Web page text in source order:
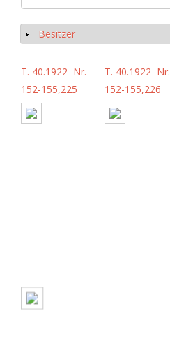
Show
Besitzer
T. 40.1922=Nr.
152-155,225
T. 40.1922=Nr.
152-155,226